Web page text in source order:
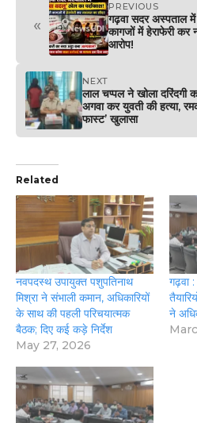
«
PREVIOUS
गढ़वा सदर अस्पताल में
कागजों में हेराफेरी कर
आरोप!
NEXT
लाल चप्पल ने खोला दरिंदगी
अगवा कर युवती की हत्या,
फास्ट’ खुलासा
Related
नवपदस्थ उपायुक्त पशुपतिनाथ
मिश्रा ने संभाली कमान, अधिकारियों
के साथ की पहली परिचयात्मक
बैठक; दिए कई कड़े निर्देश
May 27, 2026
गढ़वा
ने